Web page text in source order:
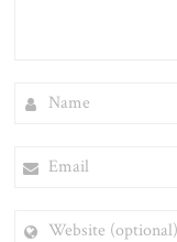
(OPTIONAL)